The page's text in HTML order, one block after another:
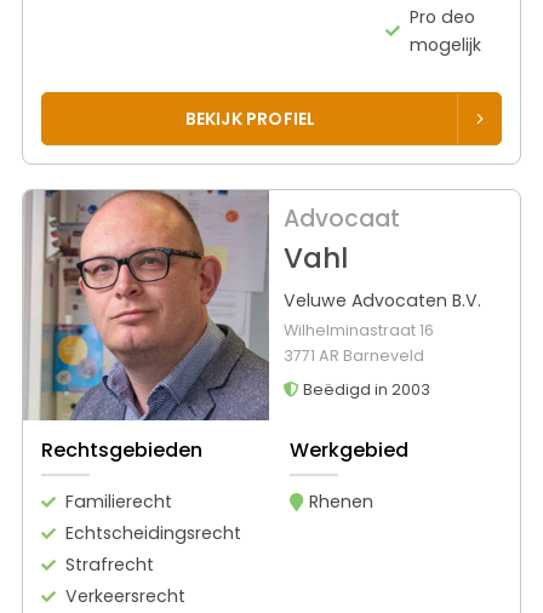
Pro deo
mogelijk
BEKIJK PROFIEL
Advocaat
Vahl
Veluwe Advocaten B.V.
Wilhelminastraat 16
3771 AR Barneveld
Beëdigd in 2003
Rechtsgebieden
Familierecht
Echtscheidingsrecht
Strafrecht
Verkeersrecht
Werkgebied
Rhenen